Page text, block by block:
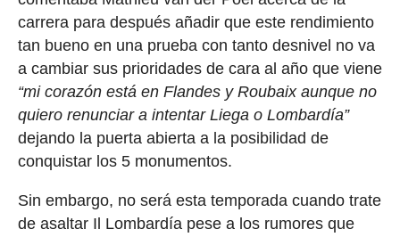
carrera para después añadir que este rendimiento
tan bueno en una prueba con tanto desnivel no va
a cambiar sus prioridades de cara al año que viene
“mi corazón está en Flandes y Roubaix aunque no
quiero renunciar a intentar Liega o Lombardía”
dejando la puerta abierta a la posibilidad de
conquistar los 5 monumentos.
Sin embargo, no será esta temporada cuando trate
de asaltar Il Lombardía pese a los rumores que